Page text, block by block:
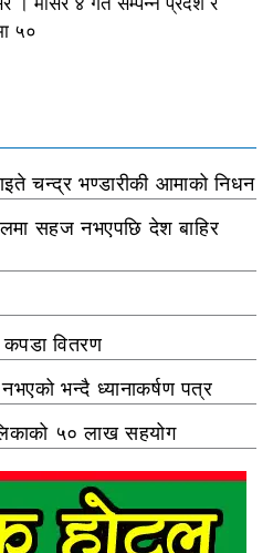
। मंसिर ४ गते सम्पन्न प्रदेश र
५०
चन्द्र भण्डारीकी आमाको निधन
सहज नभएपछि देश बाहिर
कपडा वितरण
भन्दै ध्यानाकर्षण पत्र
५० लाख सहयोग